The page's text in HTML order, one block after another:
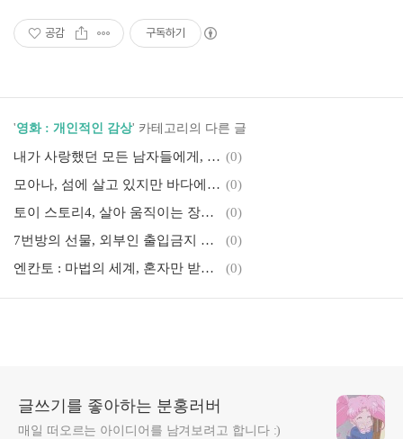
공감 구독하기
'영화 : 개인적인 감상' 카테고리의 다른 글
내가 사랑했던 모든 남자들에게, 나의 짝사랑이 공개된다면? (0)
모아나, 섬에 살고 있지만 바다에 나갈 수 없는 소녀 (0)
토이 스토리4, 살아 움직이는 장난감들의 위험한 모험
(0)
7번방의 선물, 외부인 출입금지 교도소에 아이가 있다고?
(0)
엔칸토 : 마법의 세계, 혼자만 받지 못한 마법 능력
(0)
글쓰기를 좋아하는 분홍러버
매일 떠오르는 아이디어를 남겨보려고 합니다 :)